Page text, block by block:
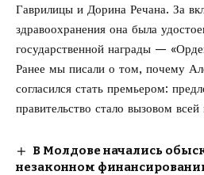
Гаврилицы и Дорина Речана. За
здравоохранения она была
государственной награды —
Ранее мы писали о том, почему
согласился стать премьером:
правительство стало вызовом
В Молдове начались
незаконном